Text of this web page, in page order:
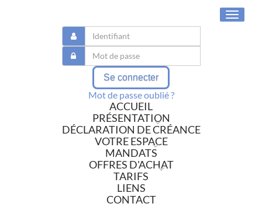
Toggle
Se connecter
Mot de passe oublié ?
ACCUEIL
PRÉSENTATION
DÉCLARATION DE CRÉANCE
VOTRE ESPACE
MANDATS
OFFRES D'ACHAT
TARIFS
LIENS
CONTACT